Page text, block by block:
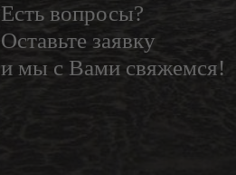
Есть вопросы?
Оставьте заявку
и мы с Вами свяжемся!